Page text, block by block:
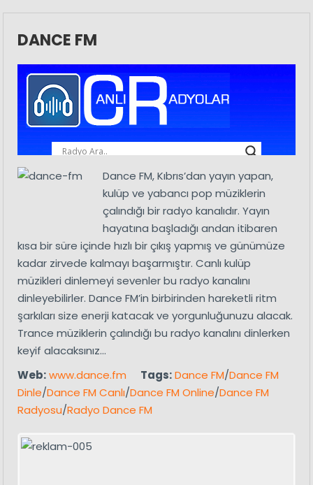
DANCE FM
Dance FM, Kıbrıs’dan yayın yapan,
kulüp ve yabancı pop müziklerin
çalındığı bir radyo kanalıdır. Yayın
hayatına başladığı andan itibaren
kısa bir süre içinde hızlı bir çıkış yapmış ve günümüze
kadar zirvede kalmayı başarmıştır. Canlı kulüp
müzikleri dinlemeyi sevenler bu radyo kanalını
dinleyebilirler. Dance FM’in birbirinden hareketli ritm
şarkıları size enerji katacak ve yorgunluğunuzu alacak.
Trance müziklerin çalındığı bu radyo kanalını dinlerken
keyif alacaksınız…
Web:www.dance.fm Tags:Dance FM/Dance FM
Dinle/Dance FM Canlı/Dance FM Online/Dance FM
Radyosu/Radyo Dance FM